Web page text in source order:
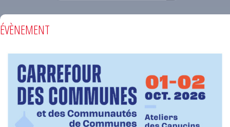
ÉVÈNEMENT